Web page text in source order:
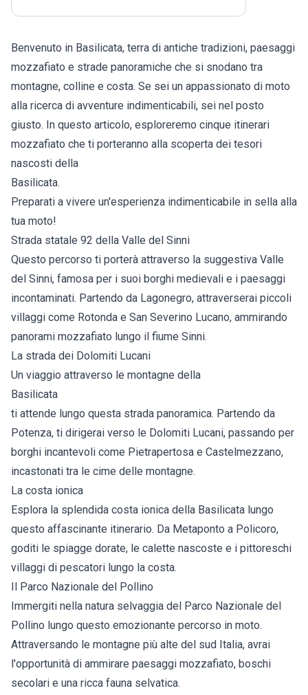
Benvenuto in Basilicata, terra di antiche tradizioni, paesaggi
mozzafiato e strade panoramiche che si snodano tra
montagne, colline e costa. Se sei un appassionato di moto
alla ricerca di avventure indimenticabili, sei nel posto
giusto. In questo articolo, esploreremo cinque itinerari
mozzafiato che ti porteranno alla scoperta dei tesori
nascosti della
Basilicata.
Preparati a vivere un'esperienza indimenticabile in sella alla
tua moto!
Strada statale 92 della Valle del Sinni
Questo percorso ti porterà attraverso la suggestiva Valle
del Sinni, famosa per i suoi borghi medievali e i paesaggi
incontaminati. Partendo da Lagonegro, attraverserai piccoli
villaggi come Rotonda e San Severino Lucano, ammirando
panorami mozzafiato lungo il fiume Sinni.
La strada dei Dolomiti Lucani
Un viaggio attraverso le montagne della
Basilicata
ti attende lungo questa strada panoramica. Partendo da
Potenza, ti dirigerai verso le Dolomiti Lucani, passando per
borghi incantevoli come Pietrapertosa e Castelmezzano,
incastonati tra le cime delle montagne.
La costa ionica
Esplora la splendida costa ionica della Basilicata lungo
questo affascinante itinerario. Da Metaponto a Policoro,
goditi le spiagge dorate, le calette nascoste e i pittoreschi
villaggi di pescatori lungo la costa.
Il Parco Nazionale del Pollino
Immergiti nella natura selvaggia del Parco Nazionale del
Pollino lungo questo emozionante percorso in moto.
Attraversando le montagne più alte del sud Italia, avrai
l'opportunità di ammirare paesaggi mozzafiato, boschi
secolari e una ricca fauna selvatica.